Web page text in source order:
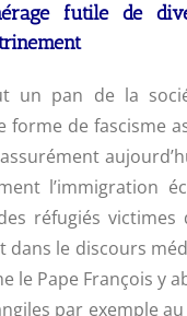
futile de
un pan de la
forme de fascisme
l’immigration
réfugiés
le discours
le Pape François y
par exemple